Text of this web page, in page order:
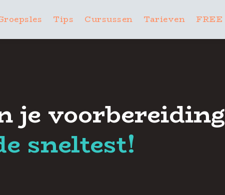
Tips Cursussen Tarieven FREE
je voorbereiding
sneltest!